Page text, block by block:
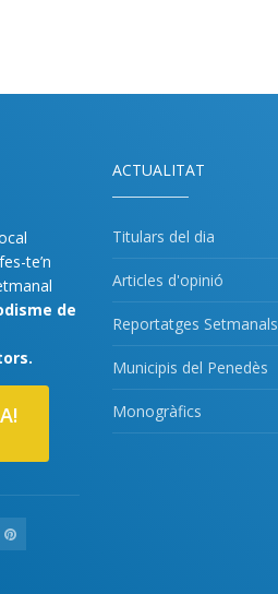
te’n
de
ACTUALITAT
Titulars del dia
Articles d'opinió
Reportatges Setmanals
Municipis del Penedès
Monogràfics